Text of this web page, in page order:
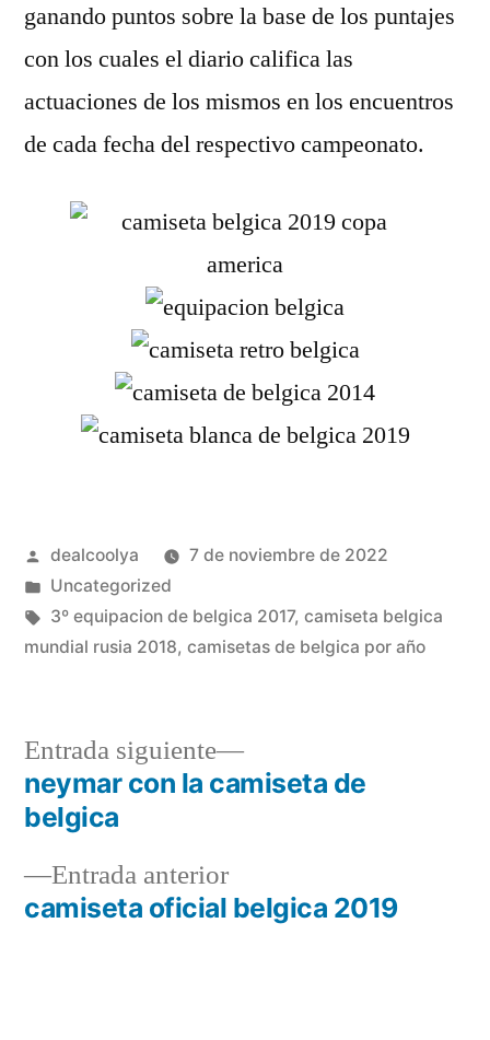
ganando puntos sobre la base de los puntajes
con los cuales el diario califica las
actuaciones de los mismos en los encuentros
de cada fecha del respectivo campeonato.
Publicado
por
dealcoolya
7 de noviembre de 2022
Publicado
en
Uncategorized
Etiquetas:
3º equipacion de belgica 2017, camiseta belgica
mundial rusia 2018, camisetas de belgica por año
Navegación
entradas
Entrada anteriorEntrada
anterior:
camiseta oficial belgica 2019
Entrada siguiente
Entrada
siguiente:
neymar con la camiseta de
belgica